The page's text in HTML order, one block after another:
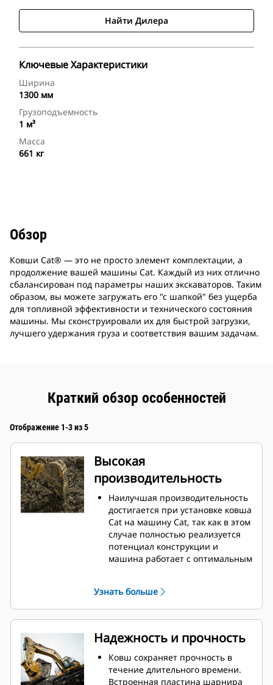
Найти Дилера
Ключевые Характеристики
Ширина
1300 мм
Грузоподъемность
1 м³
Масса
661 кг
Обзор
Ковши Cat® — это не просто элемент комплектации, а
продолжение вашей машины Cat. Каждый из них отлично
сбалансирован под параметры наших экскаваторов. Таким
образом, вы можете загружать его "с шапкой" без ущерба
для топливной эффективности и технического состояния
машины. Мы сконструировали их для быстрой загрузки,
лучшего удержания груза и соответствия вашим задачам.
Краткий обзор особенностей
Отображение 1-3 из 5
Высокая
производительность
Наилучшая производительность
достигается при установке ковша
Cat на машину Cat, так как в этом
случае полностью реализуется
потенциал конструкции и
машина работает с оптимальным
Профиль кожуха с двойным
радиусом позволяет улучшить
поток материала в ковш.
упора гарантирует, что нижняя
часть ковша не цепляется за
грунт, что снижает затраты на
техническое обслуживание.
Узнать больше
Надежность и прочность
Ковш сохраняет прочность в
течение длительного времени.
Встроенная пластина шарнира